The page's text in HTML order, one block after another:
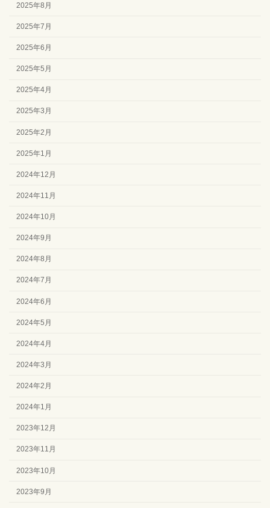
2025年8月
2025年7月
2025年6月
2025年5月
2025年4月
2025年3月
2025年2月
2025年1月
2024年12月
2024年11月
2024年10月
2024年9月
2024年8月
2024年7月
2024年6月
2024年5月
2024年4月
2024年3月
2024年2月
2024年1月
2023年12月
2023年11月
2023年10月
2023年9月